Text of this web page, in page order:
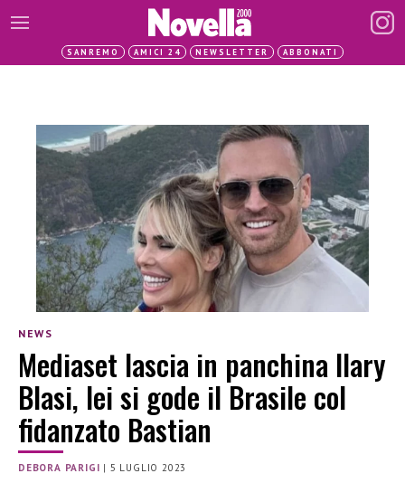
SANREMO AMICI 24 NEWSLETTER ABBONATI
NEWS
Mediaset lascia in panchina Ilary
Blasi, lei si gode il Brasile col
fidanzato Bastian
DEBORA PARIGI | 5 LUGLIO 2023